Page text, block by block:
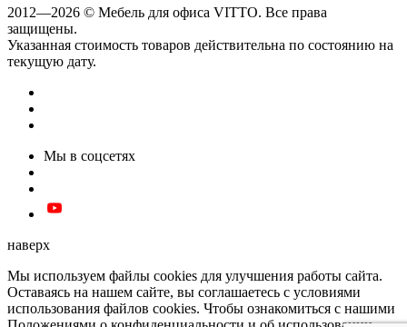
2012—2026 © Мебель для офиса VITTO. Все права
защищены.
Указанная стоимость товаров действительна по состоянию на
текущую дату.
Мы в соцсетях
наверх
Мы используем файлы cookies для улучшения работы сайта.
Оставаясь на нашем сайте, вы соглашаетесь с условиями
использования файлов cookies. Чтобы ознакомиться с нашими